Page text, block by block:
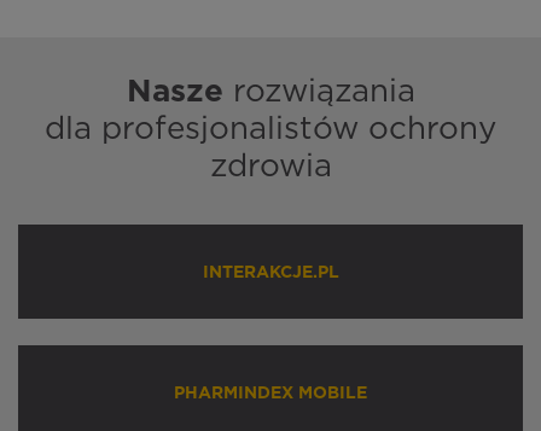
Nasze rozwiązania
dla profesjonalistów ochrony
zdrowia
INTERAKCJE.PL
PHARMINDEX MOBILE